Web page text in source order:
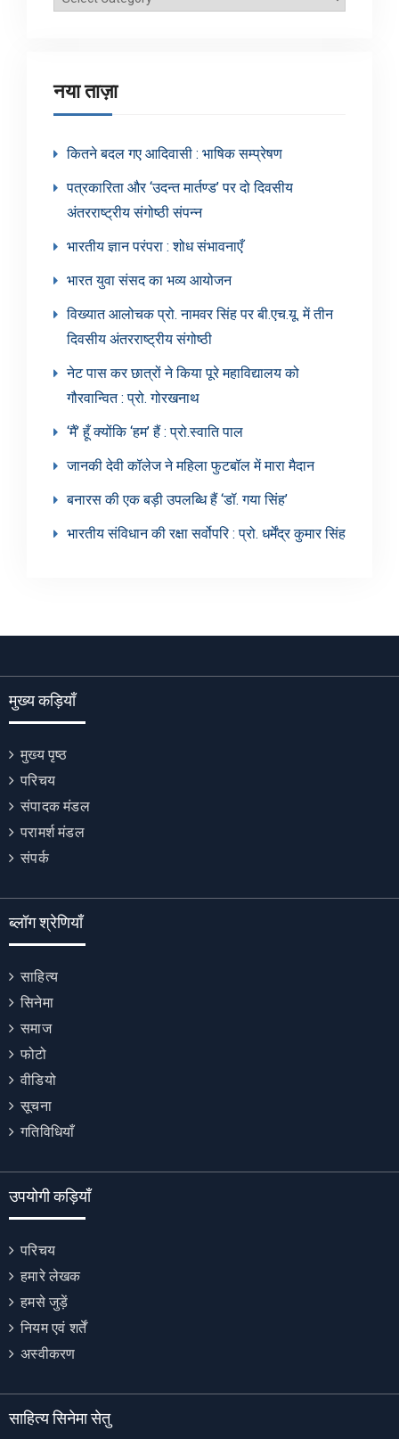
नया ताज़ा
कितने बदल गए आदिवासी : भाषिक सम्प्रेषण
पत्रकारिता और ‘उदन्त मार्तण्ड’ पर दो दिवसीय
अंतरराष्ट्रीय संगोष्ठी संपन्न
भारतीय ज्ञान परंपरा : शोध संभावनाएँ
भारत युवा संसद का भव्य आयोजन
विख्यात आलोचक प्रो. नामवर सिंह पर बी.एच.यू. में तीन
दिवसीय अंतरराष्ट्रीय संगोष्ठी
नेट पास कर छात्रों ने किया पूरे महाविद्यालय को
गौरवान्वित : प्रो. गोरखनाथ
‘मैं’ हूँ क्योंकि ‘हम’ हैं : प्रो.स्वाति पाल
जानकी देवी कॉलेज ने महिला फुटबॉल में मारा मैदान
बनारस की एक बड़ी उपलब्धि हैं ‘डॉ. गया सिंह’
भारतीय संविधान की रक्षा सर्वोपरि : प्रो. धर्मेंद्र कुमार सिंह
मुख्य कड़ियाँ
मुख्य पृष्ठ
परिचय
संपादक मंडल
परामर्श मंडल
संपर्क
ब्लॉग श्रेणियाँ
साहित्य
सिनेमा
समाज
फोटो
वीडियो
सूचना
गतिविधियाँ
उपयोगी कड़ियाँ
परिचय
हमारे लेखक
हमसे जुड़ें
नियम एवं शर्तें
अस्वीकरण
साहित्य सिनेमा सेतु